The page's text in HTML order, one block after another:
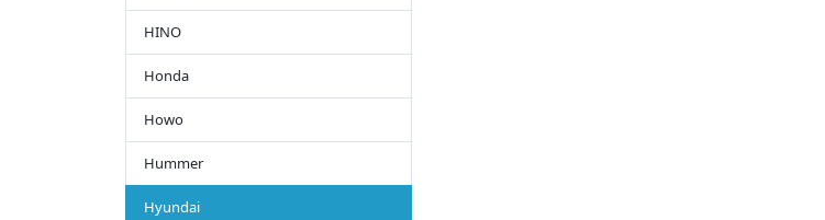
HINO
Honda
Howo
Hummer
Hyundai